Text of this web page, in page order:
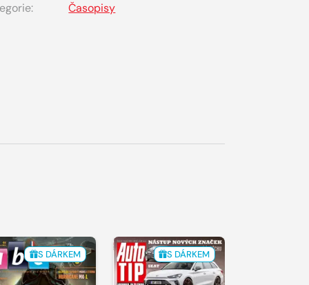
Časopisy
S DÁRKEM S DÁRKEM